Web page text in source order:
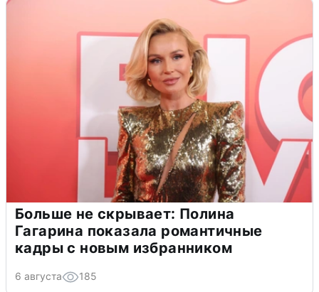
Больше не скрывает: Полина
Гагарина показала романтичные
кадры с новым избранником
6 августа 185